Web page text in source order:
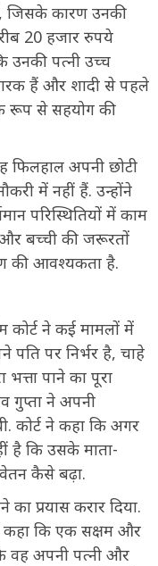
जिसके कारण उनकी
20 हजार रुपये
उनकी पत्नी उच्च
हैं और शादी से पहले
रूप से सहयोग की
फिलहाल अपनी छोटी
में नहीं हैं. उन्होंने
परिस्थितियों में काम
बच्ची की जरूरतों
की आवश्यकता है.
कोर्ट ने कई मामलों में
पति पर निर्भर है, चाहे
भत्ता पाने का पूरा
गुप्ता ने अपनी
कोर्ट ने कहा कि अगर
है कि उसके माता-
कैसे बढ़ा.
का प्रयास करार दिया.
कहा कि एक सक्षम और
वह अपनी पत्नी और